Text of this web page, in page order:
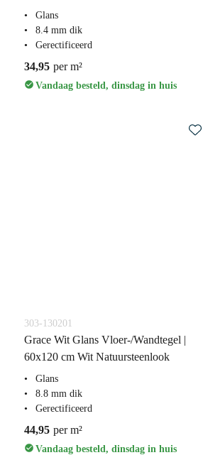
Glans
8.4 mm dik
Gerectificeerd
34,95 per m²
Vandaag besteld, dinsdag in huis
303-130201
Grace Wit Glans Vloer-/Wandtegel |
60x120 cm Wit Natuursteenlook
Glans
8.8 mm dik
Gerectificeerd
44,95 per m²
Vandaag besteld, dinsdag in huis